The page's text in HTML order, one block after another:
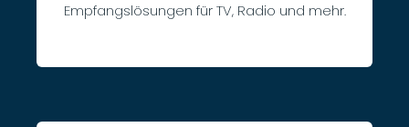
Empfangslösungen für TV, Radio und mehr.